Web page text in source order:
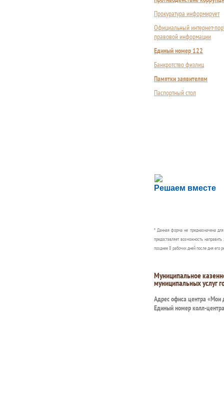
Прокуратура информирует
Официальный интернет-
правовой информации
Единый номер 122
Банкротство физлиц
Памятки заявителям
Паспортный стол
Решаем вместе
Сложности с
Сообщите об этом
* Данная форма не предназначена
предоставляет возможность
позднее 8 рабочих дней после дня его
Муниципальное
муниципальных услуг
Адрес офиса центра «Мои
Единый номер колл-